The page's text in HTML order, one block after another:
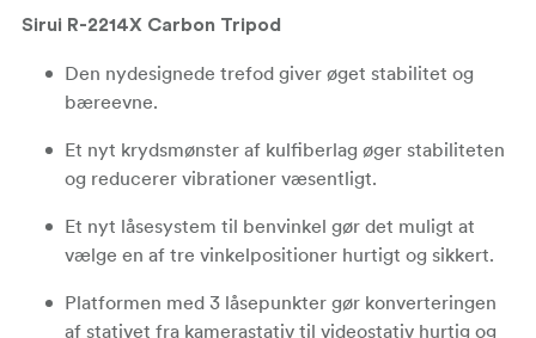
Sirui R-2214X Carbon Tripod
Den nydesignede trefod giver øget stabilitet og
bæreevne.
Et nyt krydsmønster af kulfiberlag øger stabiliteten
og reducerer vibrationer væsentligt.
Et nyt låsesystem til benvinkel gør det muligt at
vælge en af tre vinkelpositioner hurtigt og sikkert.
Platformen med 3 låsepunkter gør konverteringen
af stativet fra kamerastativ til videostativ hurtig og